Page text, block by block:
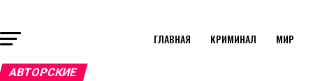
ГЛАВНАЯ КРИМИНАЛ МИР
АВТОРСКИЕ